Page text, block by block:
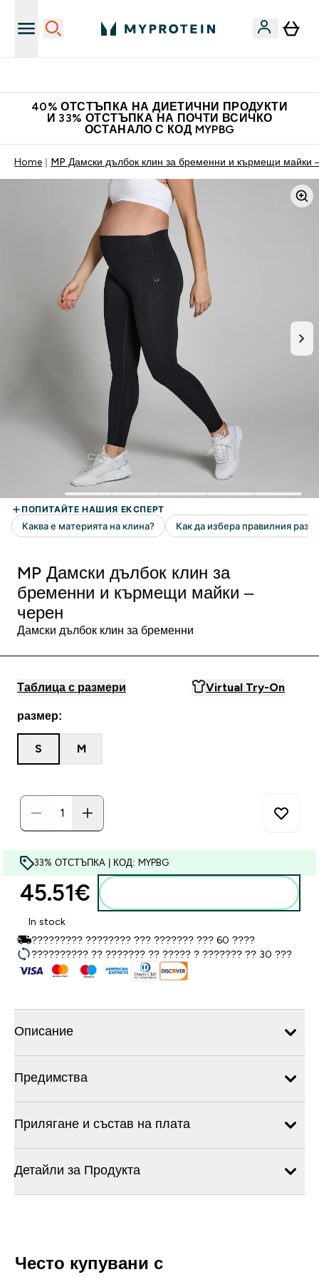
40% ОТСТЪПКА НА ДИЕТИЧНИ ПРОДУКТИ
И 33% ОТСТЪПКА НА ПОЧТИ ВСИЧКО
ОСТАНАЛО С КОД MYPBG
Home MP Дамски дълбок клин за бременни и кърмещи майки
MP Дамски дълбок клин за
бременни и кърмещи майки –
черен
Дамски дълбок клин за бременни
Таблица с размери Virtual Try-On
размер:
S M
33% ОТСТЪПКА | КОД: MYPBG
45.51€‎
In stock
????????? ???????? ??? ??????? ??? 60 ????
?????????? ?? ??????? ?? ????? ? ??????? ?? 30 ???
Описание
Предимства
Прилягане и състав на плата
Детайли за Продукта
Често купувани с